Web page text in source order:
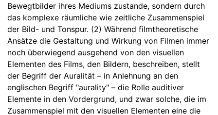
Bewegtbilder ihres Mediums zustande, sondern durch
das komplexe räumliche wie zeitliche Zusammenspiel
der Bild- und Tonspur. (2) Während filmtheoretische
Ansätze die Gestaltung und Wirkung von Filmen immer
noch überwiegend ausgehend von den visuellen
Elementen des Films, den Bildern, beschreiben, stellt
der Begriff der Auralität – in Anlehnung an den
englischen Begriff "aurality" – die Rolle auditiver
Elemente in den Vordergrund, und zwar solche, die im
Zusammenspiel mit den visuellen Elementen eine die